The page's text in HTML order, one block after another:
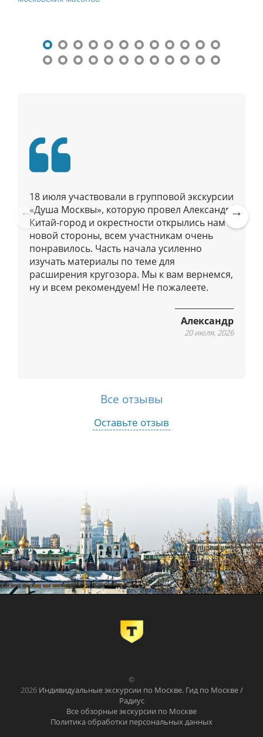
иPre
vio
us
18 июля участвовали в групповой экскурсии
«Душа Москвы», которую провел Александр.
Китай-город и окрестности открылись нам с
новой стороны, всем участникам очень
понравилось. Часть начала усиленно
изучать материалы по теме для
расширения кругозора. Мы к вам вернемся,
ну и всем рекомендуем! Не пожалеете.
Александр
20 июля, 2026
Ne
Все отзывы
Оставьте отзыв
©
2026 Индивидуальные экскурсии по Москве. Гид по Москве /
Радиус
Все обзорные экскурсии по Москве
Политика обработки персональных данных